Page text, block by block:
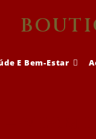
E Bem-Estar